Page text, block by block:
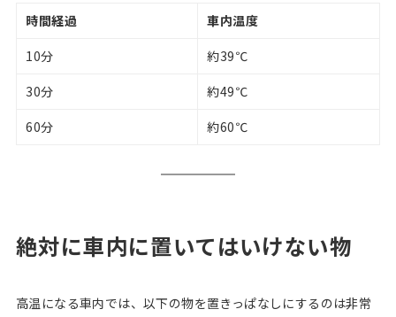
時間経過
車内温度
10分
約39℃
30分
約49℃
60分
約60℃
絶対に車内に置いてはいけない物
高温になる車内では、以下の物を置きっぱなしにするのは非常